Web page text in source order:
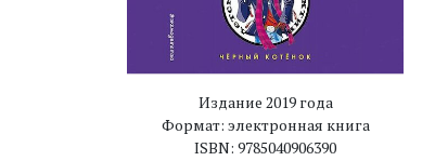
Издание 2019 года
Формат: электронная книга
ISBN: 9785040906390